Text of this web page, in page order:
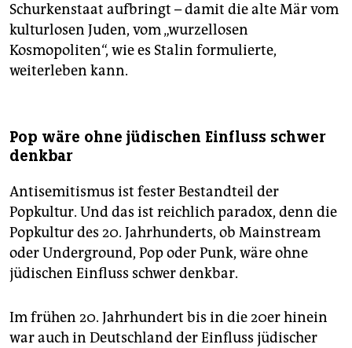
Schurkenstaat aufbringt – damit die alte Mär vom
kulturlosen Juden, vom „wurzellosen
Kosmopoliten“, wie es Stalin formulierte,
weiterleben kann.
Pop wäre ohne jüdischen Einfluss schwer
denkbar
Antisemitismus ist fester Bestandteil der
Popkultur. Und das ist reichlich paradox, denn die
Popkultur des 20. Jahrhunderts, ob Mainstream
oder Underground, Pop oder Punk, wäre ohne
jüdischen Einfluss schwer denkbar.
Im frühen 20. Jahrhundert bis in die 20er hinein
war auch in Deutschland der Einfluss jüdischer